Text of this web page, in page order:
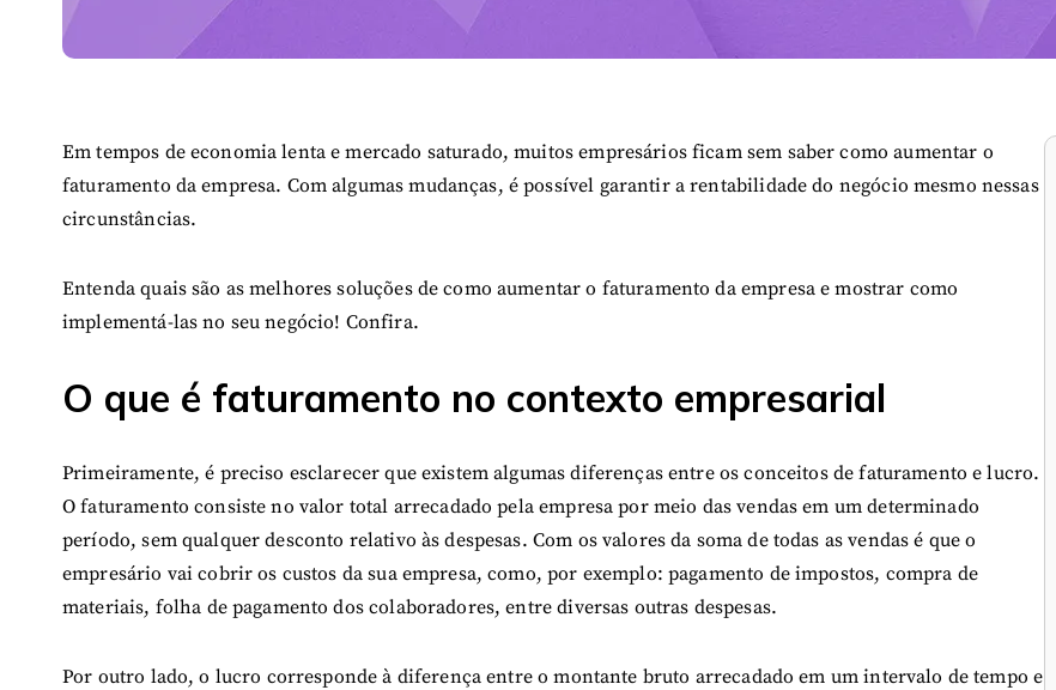
Em tempos de economia lenta e mercado saturado, muitos empresários ficam sem saber como aumentar o
faturamento da empresa. Com algumas mudanças, é possível garantir a rentabilidade do negócio mesmo nessas
circunstâncias.
Entenda quais são as melhores soluções de como aumentar o faturamento da empresa e mostrar como
implementá-las no seu negócio! Confira.
O que é faturamento no contexto empresarial
Primeiramente, é preciso esclarecer que existem algumas diferenças entre os conceitos de faturamento e lucro.
O faturamento consiste no valor total arrecadado pela empresa por meio das vendas em um determinado
período, sem qualquer desconto relativo às despesas. Com os valores da soma de todas as vendas é que o
empresário vai cobrir os custos da sua empresa, como, por exemplo: pagamento de impostos, compra de
materiais, folha de pagamento dos colaboradores, entre diversas outras despesas.
Por outro lado, o lucro corresponde à diferença entre o montante bruto arrecadado em um intervalo de tempo e